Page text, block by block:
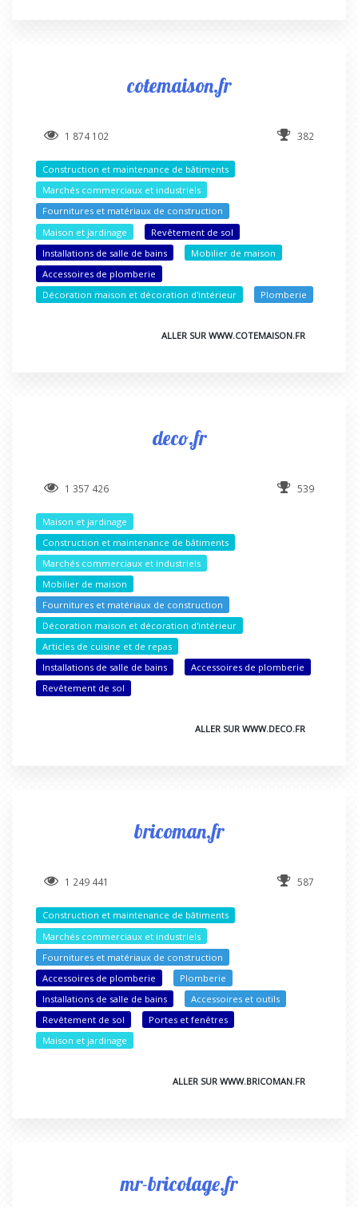
cotemaison.fr
1 874 102 382
Construction et maintenance de bâtiments
Marchés commerciaux et industriels
Fournitures et matériaux de construction
Maison et jardinage
Revêtement de sol
Installations de salle de bains
Mobilier de maison
Accessoires de plomberie
Décoration maison et décoration d'intérieur
Plomberie
ALLER SUR WWW.COTEMAISON.FR
deco.fr
1 357 426 539
Maison et jardinage
Construction et maintenance de bâtiments
Marchés commerciaux et industriels
Mobilier de maison
Fournitures et matériaux de construction
Décoration maison et décoration d'intérieur
Articles de cuisine et de repas
Installations de salle de bains
Accessoires de plomberie
Revêtement de sol
ALLER SUR WWW.DECO.FR
bricoman.fr
1 249 441 587
Construction et maintenance de bâtiments
Marchés commerciaux et industriels
Fournitures et matériaux de construction
Accessoires de plomberie
Plomberie
Installations de salle de bains
Accessoires et outils
Revêtement de sol
Portes et fenêtres
Maison et jardinage
ALLER SUR WWW.BRICOMAN.FR
mr-bricolage.fr